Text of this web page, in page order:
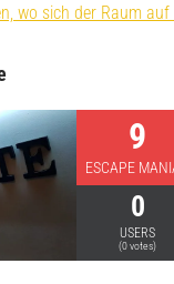
wo sich der Raum
9
ESCAPE
0
USERS
(0votes)